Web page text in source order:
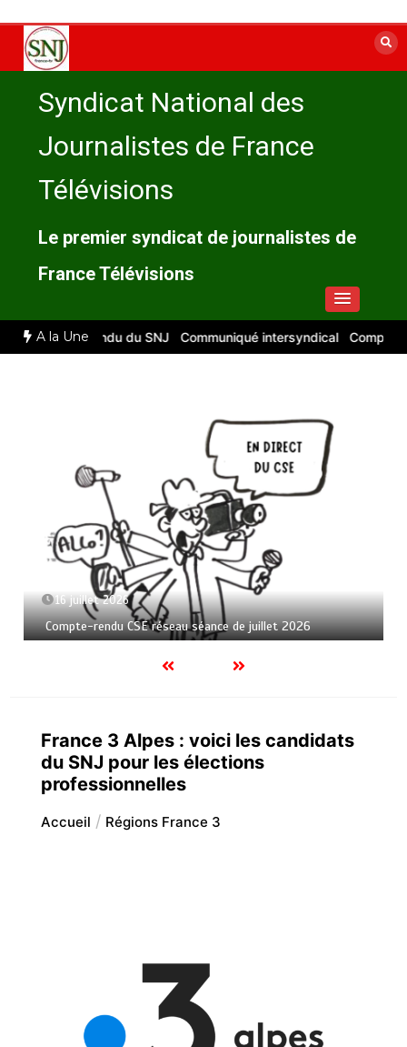
contenu
Syndicat National des
Journalistes de France
Télévisions
Le premier syndicat de journalistes de
France Télévisions
A la Une
: compte rendu du SNJ Communiqué intersyndical Compte-
16 juillet 2026
Compte-rendu CSE réseau séance de juillet 2026
France 3 Alpes : voici les candidats
du SNJ pour les élections
professionnelles
Accueil Régions France 3